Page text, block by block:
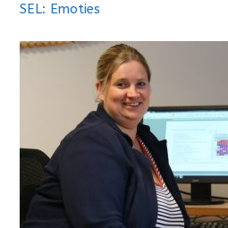
SEL: Emoties